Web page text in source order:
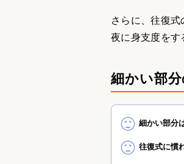
さらに、往復
夜に身支度をす
細かい部
細かい部分
往復式に慣